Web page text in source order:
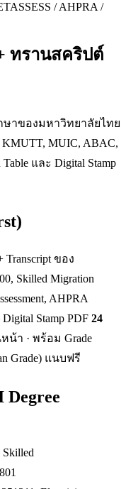
/ AHPRA /
ทรานสคริปต์
ษาของมหาวิทยาลัยไทย
MUIC, ABAC,
และ Digital Stamp
ของ
Skilled Migration
AHPRA
Stamp PDF 24
น้า · พร้อม Grade
Grade) แนบฟรี
Skilled